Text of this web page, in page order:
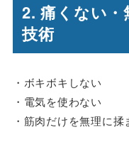
2. 痛くない
技術
・ボキボキしない
・電気を使わない
・筋肉だけを無理に揉